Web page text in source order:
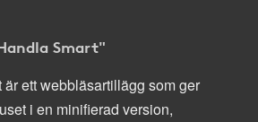
Smart"
är ett webbläsartillägg som ger
i en minifierad version,